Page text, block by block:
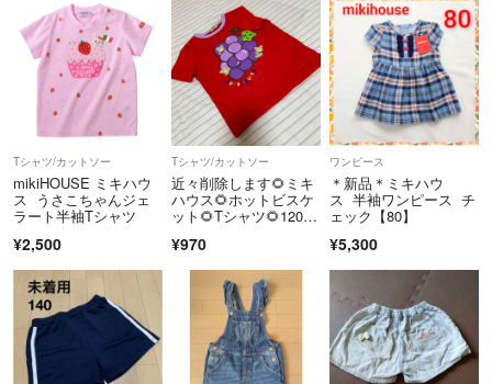
Tシャツ/カットソー
mikiHOUSE ミキハウ
ス うさこちゃんジェ
ラート半袖Tシャツ
¥2,500
Tシャツ/カットソー
近々削除します🌻ミキ
ハウス🌻ホットビスケ
ット🌻Tシャツ🌻120🌻
¥970
ワンピース
＊新品＊ミキハウ
ス 半袖ワンピース チ
ェック【80】
¥5,300